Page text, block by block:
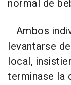
normal de
Ambos
levantarse
local,
terminase la